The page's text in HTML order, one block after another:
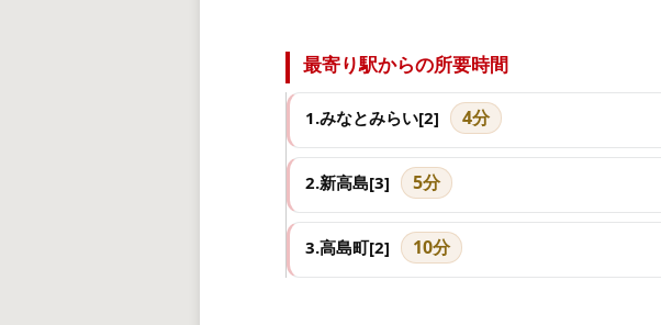
最寄り駅からの所要時間
1.みなとみらい[2] 4分
2.新高島[3] 5分
3.高島町[2] 10分